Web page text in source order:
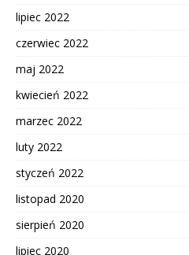
lipiec 2022
czerwiec 2022
maj 2022
kwiecień 2022
marzec 2022
luty 2022
styczeń 2022
listopad 2020
sierpień 2020
lipiec 2020